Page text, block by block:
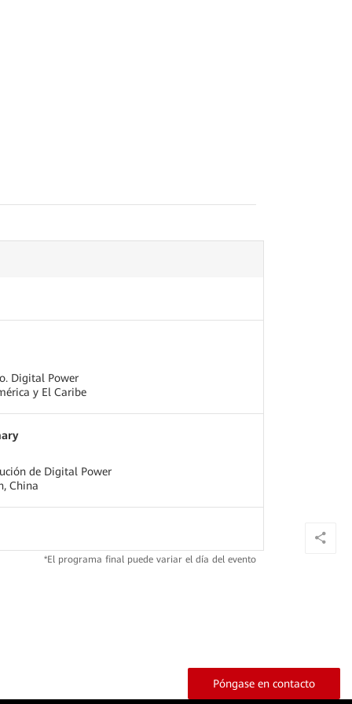
Póngase en contacto
Digital Power
y El Caribe
de Digital Power
China
*El programa final puede variar el día del evento